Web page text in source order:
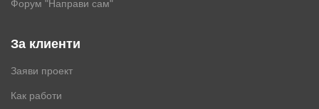
Форум "Направи сам"
За клиенти
Заяви проект
Как работи